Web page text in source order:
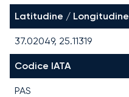
Latitudine / Longitudine
37.02049, 25.11319
Codice IATA
PAS